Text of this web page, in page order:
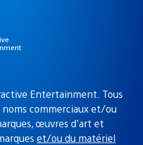
Entertainment. Tous
commerciaux et/ou
œuvres d’art et
et/ou du matériel